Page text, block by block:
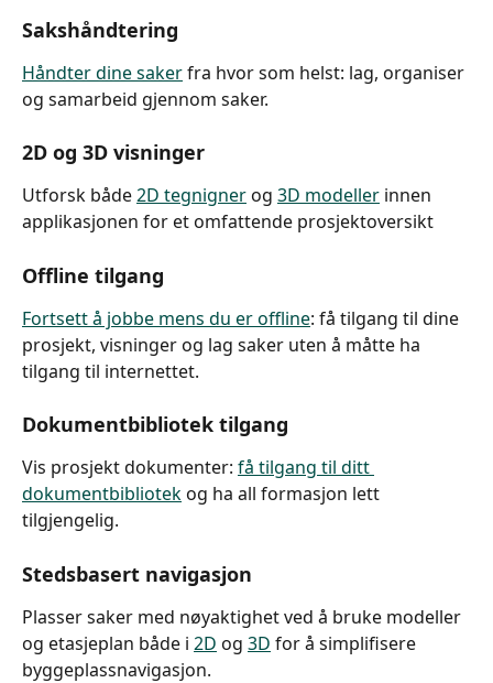
Sakshåndtering
Håndter dine saker fra hvor som helst: lag, organiser
og samarbeid gjennom saker.
2D og 3D visninger
Utforsk både 2D tegnigner og 3D modeller innen
applikasjonen for et omfattende prosjektoversikt
Offline tilgang
Fortsett å jobbe mens du er offline: få tilgang til dine
prosjekt, visninger og lag saker uten å måtte ha
tilgang til internettet.
Dokumentbibliotek tilgang
Vis prosjekt dokumenter: få tilgang til ditt
dokumentbibliotek og ha all formasjon lett
tilgjengelig.
Stedsbasert navigasjon
Plasser saker med nøyaktighet ved å bruke modeller
og etasjeplan både i 2D og 3D for å simplifisere
byggeplassnavigasjon.